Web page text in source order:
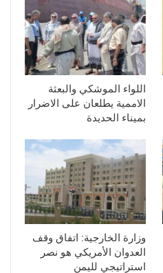
اللواء الموشكي والبعثة
الاممية يطلعان على الاضرار
بميناء الحديدة
وزارة الخارجية: اتفاق وقف
العدوان الأمريكي هو نصر
استراتيجي لليمن